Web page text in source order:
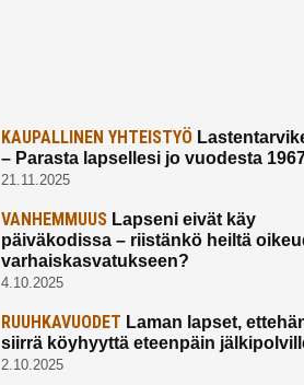
KAUPALLINEN YHTEISTYÖ
– Parasta lapsellesi jo vuodesta
21.11.2025
VANHEMMUUSLapseni eivät käy
päiväkodissa – riistänkö heiltä
varhaiskasvatukseen?
4.10.2025
RUUHKAVUODET Laman lapset,
siirrä köyhyyttä eteenpäin
2.10.2025